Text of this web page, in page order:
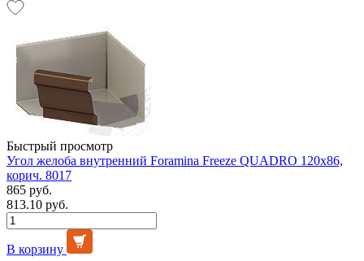
Быстрый просмотр
Угол желоба внутренний Foramina Freeze QUADRO 120х86,
корич. 8017
865 руб.
813.10 руб.
В корзину